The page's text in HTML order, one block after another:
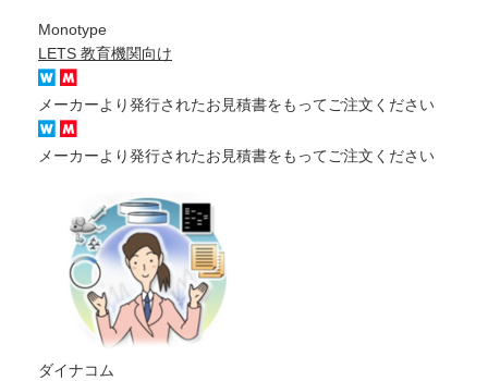
Monotype
LETS 教育機関向け
メーカーより発行されたお見積書をもってご注文ください
メーカーより発行されたお見積書をもってご注文ください
ダイナコム